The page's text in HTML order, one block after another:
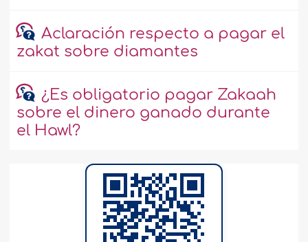
Aclaración respecto a pagar el
zakat sobre diamantes
¿Es obligatorio pagar Zakaah
sobre el dinero ganado durante
el Hawl?